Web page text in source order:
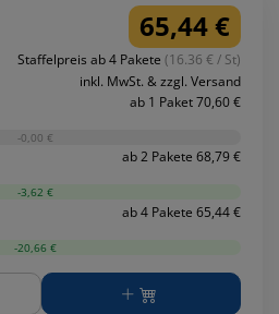
65,44 €
Staffelpreis ab 4 Pakete (16.36 € / St)
inkl. MwSt. & zzgl. Versand
ab 1 Paket 70,60 €
-0,00 €
ab 2 Pakete 68,79 €
-3,62 €
ab 4 Pakete 65,44 €
-20,66 €